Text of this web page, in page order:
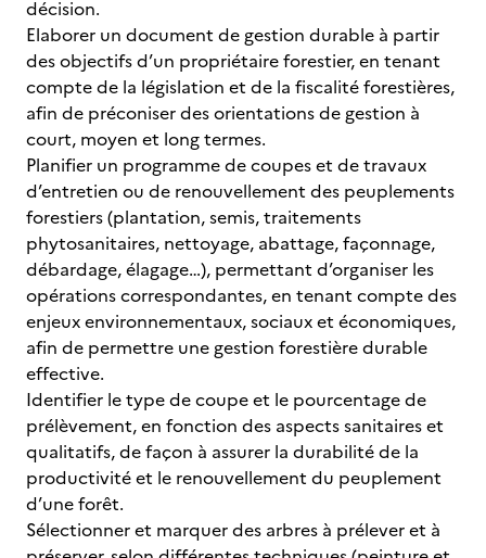
décision.
Elaborer un document de gestion durable à partir
des objectifs d’un propriétaire forestier, en tenant
compte de la législation et de la fiscalité forestières,
afin de préconiser des orientations de gestion à
court, moyen et long termes.
Planifier un programme de coupes et de travaux
d’entretien ou de renouvellement des peuplements
forestiers (plantation, semis, traitements
phytosanitaires, nettoyage, abattage, façonnage,
débardage, élagage…), permettant d’organiser les
opérations correspondantes, en tenant compte des
enjeux environnementaux, sociaux et économiques,
afin de permettre une gestion forestière durable
effective.
Identifier le type de coupe et le pourcentage de
prélèvement, en fonction des aspects sanitaires et
qualitatifs, de façon à assurer la durabilité de la
productivité et le renouvellement du peuplement
d’une forêt.
Sélectionner et marquer des arbres à prélever et à